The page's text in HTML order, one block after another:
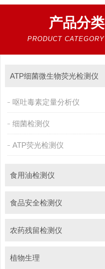
产品分类
PRODUCT CATEGORY
ATP细菌微生物荧光检测仪
呕吐毒素定量分析仪
细菌检测仪
ATP荧光检测仪
食用油检测仪
食品安全检测仪
农药残留检测仪
植物生理